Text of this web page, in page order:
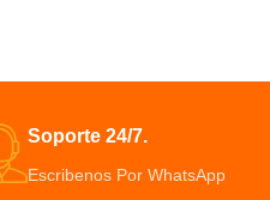
Dispone de una función de apagado
automático para ahorrar energía y
Soporte 24/7.
Escribenos Por WhatsApp